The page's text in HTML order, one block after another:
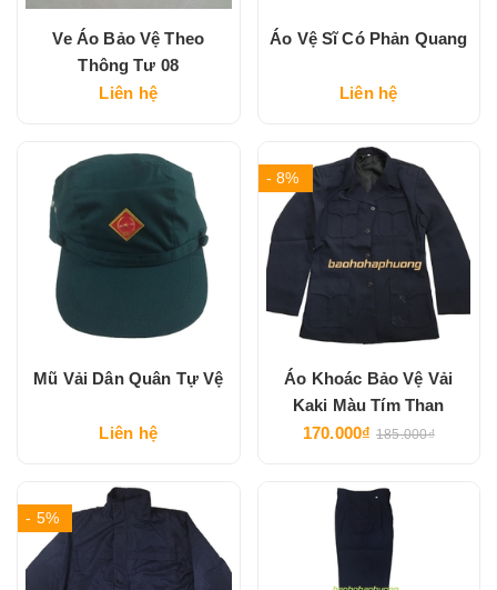
Ve Áo Bảo Vệ Theo
Thông Tư 08
Liên hệ
Áo Vệ Sĩ Có Phản Quang
Liên hệ
Mũ Vải Dân Quân Tự Vệ
Liên hệ
- 8%
Áo Khoác Bảo Vệ Vải
Kaki Màu Tím Than
170.000₫ 185.000₫
- 5%